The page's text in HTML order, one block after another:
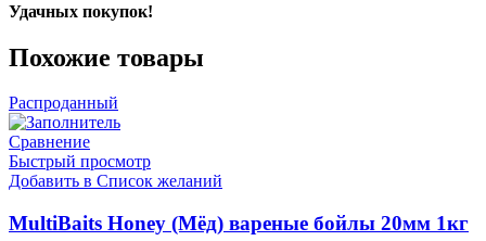
Удачных покупок!
Похожие товары
Распроданный
Сравнение
Быстрый просмотр
Добавить в Список желаний
MultiBaits Honey (Мёд) вареные бойлы 20мм 1кг